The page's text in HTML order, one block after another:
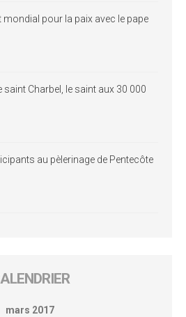
mondial pour la paix avec le pape
saint Charbel, le saint aux 30 000
au pèlerinage de Pentecôte
mars 2017